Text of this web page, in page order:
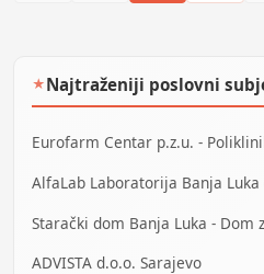
★Najtraženiji poslovni
Eurofarm Centar p.z.u. -
AlfaLab Laboratorija Banja
ADVISTA d.o.o. Sarajevo